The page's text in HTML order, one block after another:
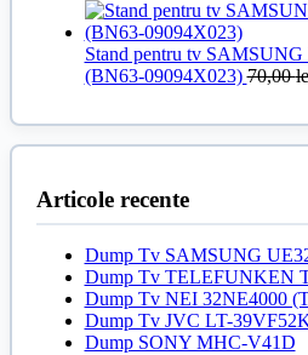
Stand pentru tv
(BN63-09094X023)70,00
Articole recente
Dump Tv SAMSUNG
Dump Tv TELEFUNKEN
Dump Tv NEI 32NE4000
Dump Tv JVC LT-
Dump SONY MHC-V41D